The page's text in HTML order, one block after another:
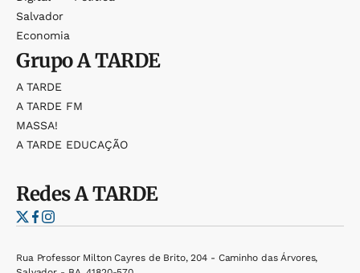
Salvador
Economia
GrupoA TARDE
A TARDE
A TARDE FM
MASSA!
A TARDE EDUCAÇÃO
RedesA TARDE
Rua Professor Milton Cayres de Brito, 204 - Caminho das Árvores,